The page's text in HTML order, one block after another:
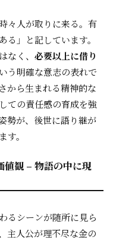
々人が取りに来る。有
」と記しています。
なく、 必要以上に借り
う明確な意志の表れで
から生まれる精神的な
ての責任感の育成を強
勢が、後世に語り継が
。
値観 – 物語の中に現
るシーンが随所に見ら
主人公が理不尽な金の